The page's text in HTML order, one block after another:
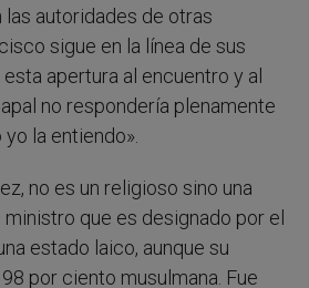
autoridades de otras
sigue en la línea de sus
apertura al encuentro y al
no respondería plenamente
la entiendo».
no es un religioso sino una
que es designado por el
estado laico, aunque su
por ciento musulmana. Fue